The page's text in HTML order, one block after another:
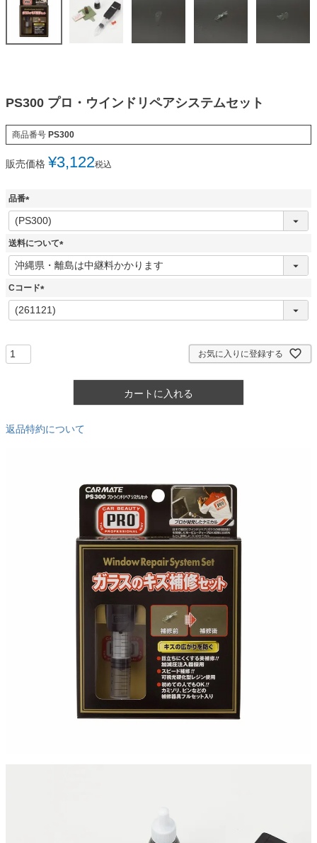
PS300 プロ・ウインドリペアシステムセット
商品番号 PS300
販売価格 ¥3,122税込
品番
(
必
須
送料について
(
必
Cコード
(
必
お気に入りに登録する
カートに入れる
返品特約について